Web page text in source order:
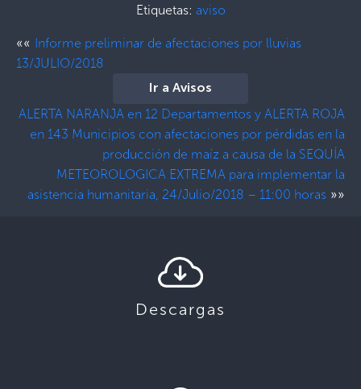
Etiquetas: aviso
«« Informe preliminar de afectaciones por lluvias
13/JULIO/2018
Ir a Avisos
ALERTA NARANJA en 12 Departamentos y ALERTA ROJA
en 143 Municipios con afectaciones por pérdidas en la
producción de maíz a causa de la SEQUÍA
METEOROLOGICA EXTREMA para implementar la
asistencia humanitaria, 24/Julio/2018 – 11:00 horas »»
Descargas